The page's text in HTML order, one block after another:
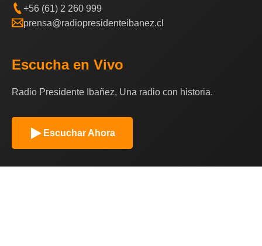
+56 (61) 2 260 999
prensa@radiopresidenteibanez.cl
Escucha en Vivo
Radio Presidente Ibañez, Una radio con historia.
Escuchar Ahora